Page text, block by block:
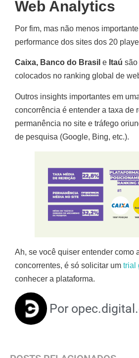
Web Analytics
Por fim, mas não menos
performance dos sites dos 20
Caixa, Banco do Brasil e Itaú são
colocados no ranking global de
Outros insights importantes em
concorrência é entender a taxa de
permanência no site e tráfego
de pesquisa (Google, Bing, etc.).
Ah, se você quiser entender como
concorrentes, é só solicitar um trial
conhecer a plataforma.
Por